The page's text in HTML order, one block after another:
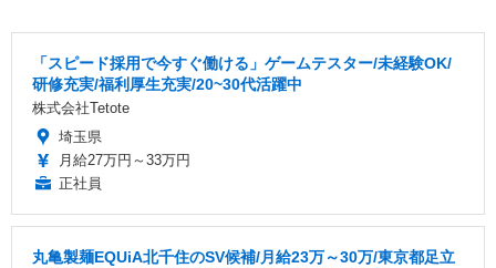
「スピード採用で今すぐ働ける」ゲームテスター/未経験OK/
研修充実/福利厚生充実/20~30代活躍中
株式会社Tetote
埼玉県
月給27万円～33万円
正社員
丸亀製麺EQUiA北千住のSV候補/月給23万～30万/東京都足立